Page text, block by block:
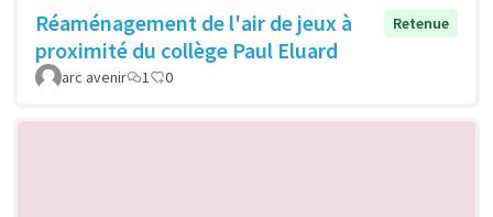
Réaménagement de l'air de jeux à
proximité du collège Paul Eluard
Retenue
arc avenir 1 0